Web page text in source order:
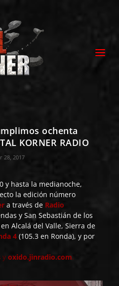
ochenta
KORNER RADIO
28, 2017
y hasta la medianoche,
la edición número
a través de Radio
y San Sebastián de los
en Alcalá del Valle, Sierra de
4 (105.3 en Ronda), y por
y oxido.jinradio.com.